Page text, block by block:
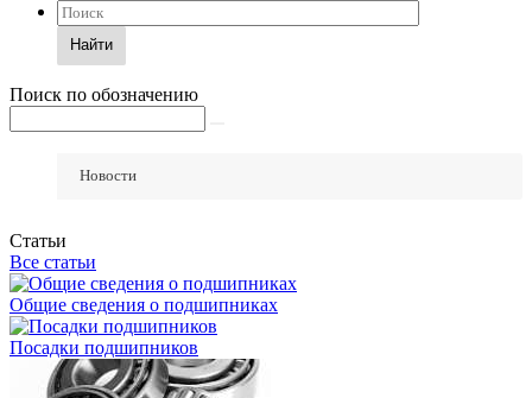
Найти
Поиск по обозначению
Новости
Статьи
Все статьи
Общие сведения о подшипниках
Посадки подшипников